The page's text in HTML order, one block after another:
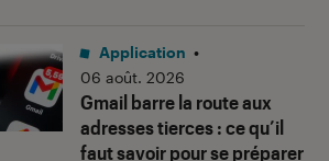
Gmail barre la route aux
adresses tierces : ce qu’il
faut savoir pour se préparer
Application •
06 août. 2026